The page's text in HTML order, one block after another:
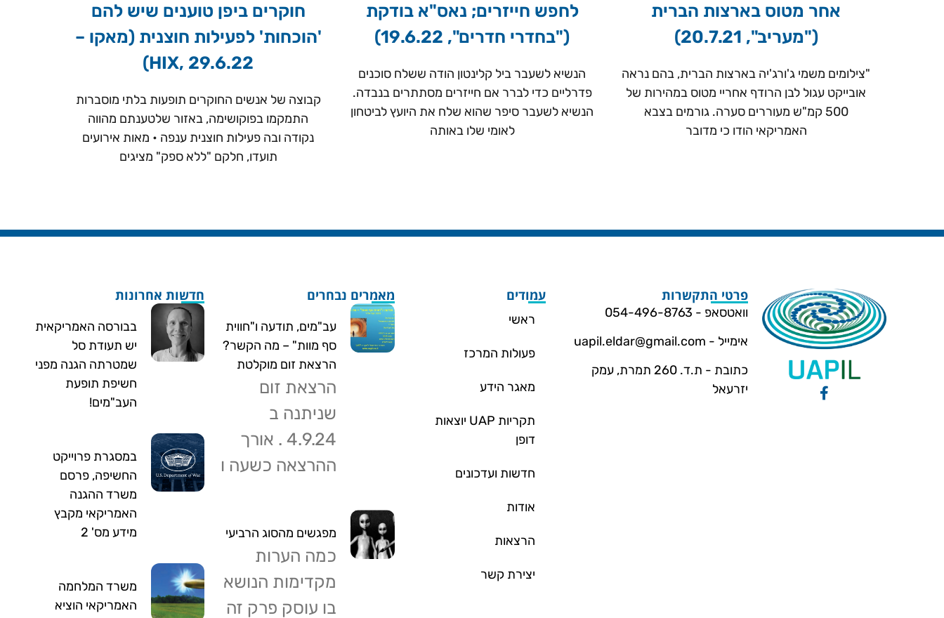
אחר מטוס בארצות הברית
("מעריב", 20.7.21)
"צילומים משמי ג'ורג'יה בארצות הברית, בהם נראה
אובייקט עגול לבן הרודף אחריי מטוס במהירות של
500 קמ"ש מעוררים סערה. גורמים בצבא
האמריקאי הודו כי מדובר
לחפש חייזרים; נאס"א בודקת
("בחדרי חדרים", 19.6.22)
הנשיא לשעבר ביל קלינטון הודה ששלח סוכנים
פדרליים כדי לברר אם חייזרים מסתתרים בנבדה.
הנשיא לשעבר סיפר שהוא שלח את היועץ לביטחון
לאומי שלו באותה
חוקרים ביפן טוענים שיש להם
'הוכחות' לפעילות חוצנית (מאקו –
HIX, 29.6.22)
קבוצה של אנשים החוקרים תופעות בלתי מוסברות
התמקמו בפוקושימה, באזור שלטענתם מהווה
נקודה ובה פעילות חוצנית ענפה • מאות אירועים
תועדו, חלקם "ללא ספק" מציגים
פרטי התקשרות
וואטסאפ - 054-496-8763
אימייל - uapil.eldar@gmail.com
כתובת - ת.ד. 260 תמרת, עמק
יזרעאל
עמודים
ראשי
פעולות המרכז
מאגר הידע
תקריות UAP יוצאות
דופן
חדשות ועדכונים
אודות
הרצאות
יצירת קשר
מאמרים נבחרים
עב"מים, תודעה ו"חווית
סף מוות" – מה הקשר?
הרצאת זום מוקלטת
הרצאת זום
שניתנה ב
4.9.24 . אורך
ההרצאה כשעה ו
מפגשים מהסוג הרביעי
כמה הערות
מקדימות הנושא
בו עוסק פרק זה
חדשות אחרונות
בבורסה האמריקאית
יש תעודת סל
שמטרתה הגנה מפני
חשיפת תופעת
העב"מים!
במסגרת פרוייקט
החשיפה, פרסם
משרד ההגנה
האמריקאי מקבץ
מידע מס' 2
משרד המלחמה
האמריקאי הוציא